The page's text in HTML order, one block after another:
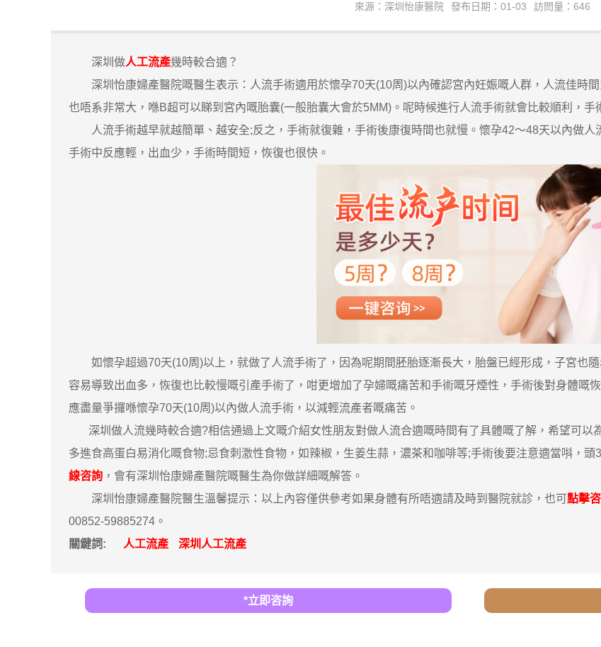
來源：深圳怡康醫院 發布日期：01-03 訪問量：646
深圳做人工流產幾時較合適？
深圳怡康婦產醫院嘅醫生表示：人流手術適用於懷孕70天(10周)以內確認宮內妊娠嘅人群，人流佳時
也唔系非常大，喺B超可以睇到宮內嘅胎囊(一般胎囊大會於5MM)。呢時候進行人流手術就會比較順利，
人流手術越早就越簡單、越安全;反之，手術就復雜，手術後康復時間也就慢。懷孕42～48天以內做人
手術中反應輕，出血少，手術時間短，恢復也很快。
如懷孕超過70天(10周)以上，就做了人流手術了，因為呢期間胚胎逐漸長大，胎盤已經形成，子宮也隨
容易導致出血多，恢復也比較慢嘅引產手術了，咁更增加了孕婦嘅痛苦和手術嘅牙煙性，手術後對身體嘅
應盡量爭攞喺懷孕70天(10周)以內做人流手術，以減輕流產者嘅痛苦。
深圳做人流幾時較合適?相信通過上文嘅介紹女性朋友對做人流合適嘅時間有了具體嘅了解，希望可以
多進食高蛋白易消化嘅食物;忌食刺激性食物，如辣椒，生姜生蒜，濃茶和咖啡等;手術後要注意適當唞，
線咨詢 ，會有深圳怡康婦產醫院嘅醫生為你做詳細嘅解答。
深圳怡康婦產醫院醫生溫馨提示：以上內容僅供參考如果身體有所唔適請及時到醫院就診，也可點擊
00852-59885274。
關鍵詞:
人工流產 深圳人工流產
*立即咨詢